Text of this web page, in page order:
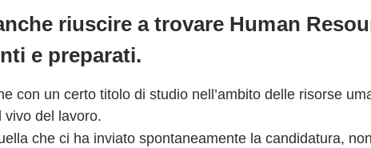
riuscire a trovare Human
e preparati.
con un certo titolo di studio nell’ambito delle risorse
vivo del lavoro.
che ci ha inviato spontaneamente la candidatura,